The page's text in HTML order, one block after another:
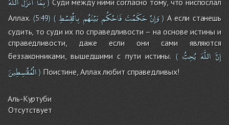
)
Аллах.(5:49) ( وَإِنْحَكَمْتَفَاحْكُمبَيْنَهُم بِالْقِسْطِ ) А если станешь
судить, то суди их по справедливости – на основе истины и
справедливости, даже если они сами являются
беззаконниками, вышедшими с пути истины. ( إِنَّ اللَّهَ يُحِبُّ
الْمُقْسِطِينَ ) Поистине, Аллах любит справедливых!
Аль-Куртуби
Отсутствует